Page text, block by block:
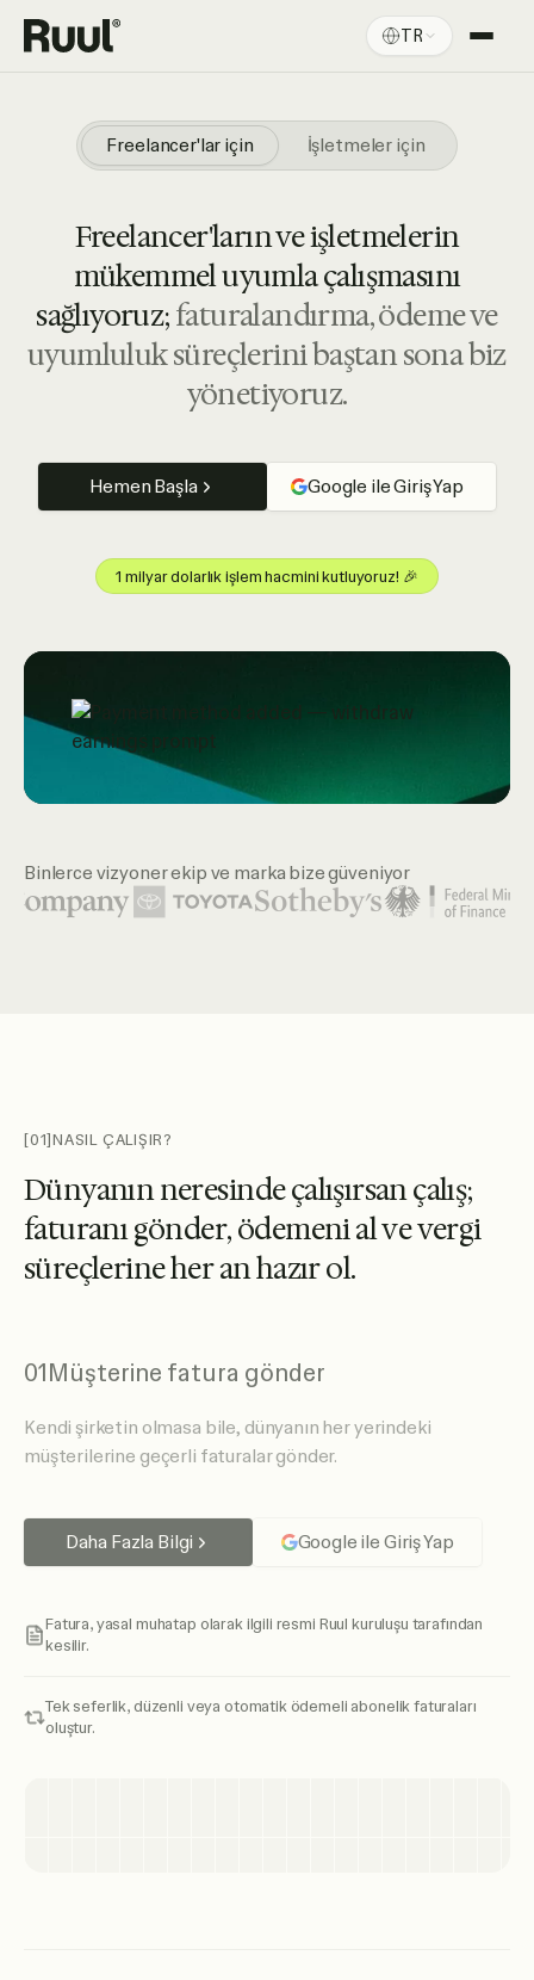
Ruul Ana Sayfasına Dön TR
Fiyatlandırma
Kaynaklar
Freelancer'lar için İşletmeler için
Freelancer'ların ve işletmelerin
mükemmel uyumla çalışmasını
sağlıyoruz;faturalandırma, ödeme ve
uyumluluk süreçlerini baştan sona biz
yönetiyoruz.
Hemen Başla Google ile Giriş Yap
1 milyar dolarlık işlem hacmini kutluyoruz! 🎉
Binlerce vizyoner ekip ve marka bize güveniyor
[01]NASIL ÇALIŞIR?
Dünyanınneresindeçalışırsançalış;
faturanıgönder,ödemenialvevergi
süreçlerineheranhazırol.
01Müşterine fatura gönder
Kendi şirketin olmasa bile, dünyanın her yerindeki
müşterilerine geçerli faturalar gönder.
Daha Fazla Bilgi Google ile Giriş Yap
Fatura, yasal muhatap olarak ilgili resmi Ruul kuruluşu tarafından
kesilir.
Tek seferlik, düzenli veya otomatik ödemeli abonelik faturaları
oluştur.